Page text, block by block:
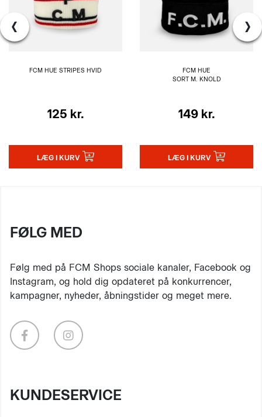
FCM HUE STRIPES HVID
125 kr.
LÆG I KURV
FCM HUE
SORT M. KNOLD
149 kr.
LÆG I KURV
‹ ›
FØLG MED
Følg med på FCM Shops sociale kanaler, Facebook og
Instagram, og hold dig opdateret på konkurrencer,
kampagner, nyheder, åbningstider og meget mere.
KUNDESERVICE